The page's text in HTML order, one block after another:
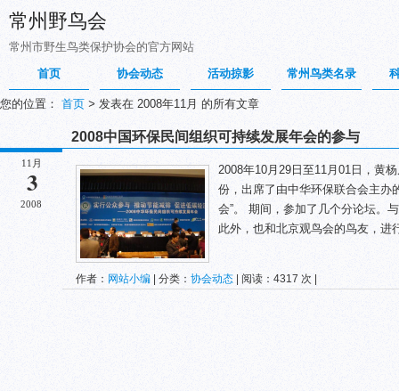
常州野鸟会
常州市野生鸟类保护协会的官方网站
首页
协会动态 活动掠影 常州鸟类名录
您的位置： 首页 > 发表在 2008年11月 的所有文章
11月
3
2008
2008中国环保民间组织可持续发展年会的参与
2008年10月29日至11月01日，黄
份，出席了由中华环保联合会主办
会”。 期间，参加了几个分论坛。
此外，也和北京观鸟会的鸟友，进
作者： 网站小编 | 分类： 协会动态 | 阅读：4317 次 |